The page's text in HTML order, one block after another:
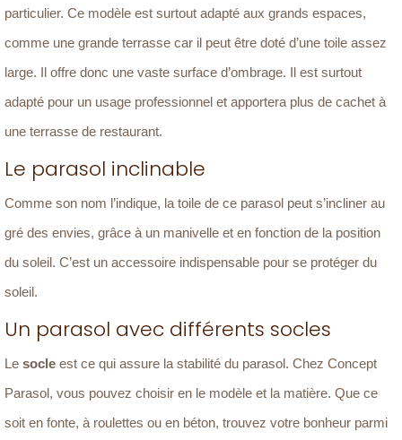
particulier. Ce modèle est surtout adapté aux grands espaces,
comme une grande terrasse car il peut être doté d’une toile assez
large. Il offre donc une vaste surface d’ombrage. Il est surtout
adapté pour un usage professionnel et apportera plus de cachet à
une terrasse de restaurant.
Le parasol inclinable
Comme son nom l’indique, la toile de ce parasol peut s’incliner au
gré des envies, grâce à un manivelle et en fonction de la position
du soleil. C’est un accessoire indispensable pour se protéger du
soleil.
Un parasol avec différents socles
Le socle est ce qui assure la stabilité du parasol. Chez Concept
Parasol, vous pouvez choisir en le modèle et la matière. Que ce
soit en fonte, à roulettes ou en béton, trouvez votre bonheur parmi